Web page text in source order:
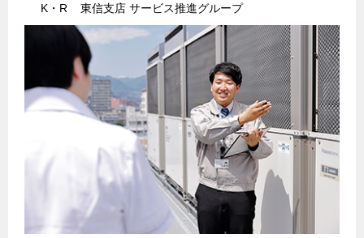
保安体制について
ガス設備安全点検について
各種手続き
お引越しのときには
ガス使用開始のご案内
ガス使用停止のご案内
インターネット受付
K・R 東信支店 サービス推進グループ